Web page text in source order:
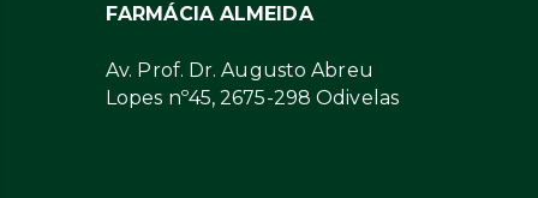
FARMÁCIA ALMEIDA
Av. Prof. Dr. Augusto Abreu
Lopes nº45, 2675-298 Odivelas